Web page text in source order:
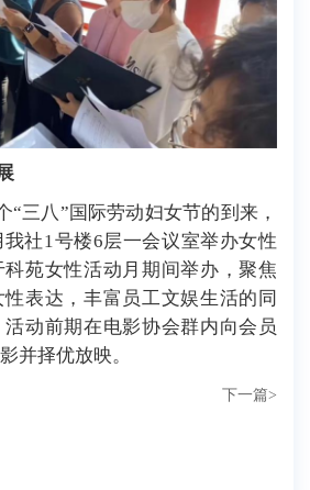
“三八”国际劳动妇女节的到来，
社1号楼6层一会议室举办女性
苑女性活动月期间举办，聚焦
表达，丰富员工文娱生活的同
动前期在电影协会群内向会员
并择优放映。
下一篇>